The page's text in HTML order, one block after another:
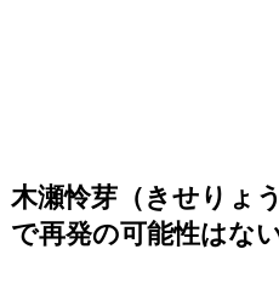
木瀬怜芽（きせりょ
で再発の可能性はな